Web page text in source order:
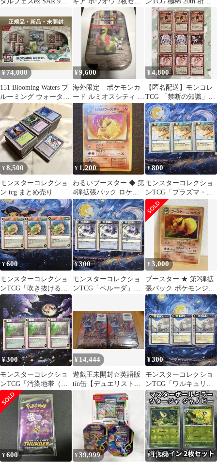
レーム付
ト pokemon
の夢魔メリディアーナ
¥74,000
151 Blooming Waters ブ
ルーミング ウォーター
英語 ポケモン
¥9,600
海外限定 ポケモンカ
ード ルミオスシティ ミ
ニ缶 新品未開封
Pokemon
¥4,800
【匿名配送】モンコレ
TCG 「禁断の知識」系
など 装備品 ２７枚
セット
¥8,500
モンスターコレクショ
ン tcg まとめ売り
¥ 1,200
わるいブースター ◆ 第
4弾拡張パック ロケッ
ト団
¥800
モンスターコレクショ
ンTCG「プラズマ・イ
ンパクト」頻繁（△）3
枚セット
¥600
モンスターコレクショ
ンTCG「吹き抜ける
風」頻繁（△）3枚セッ
ト
¥300
モンスターコレクショ
ンTCG「ペルーダ」並
¥3,000
ブースター ★ 第2弾拡
張パック ポケモンジャ
ングル
¥300
モンスターコレクショ
ンTCG「汚染地帯（初
版）」頻繁（△）3枚セ
ット
¥ 14,444
遊戯王未開封☆英語版
tin缶【デュエリストパ
ックコレクション】2缶
セット
¥300
モンスターコレクショ
ンTCG「ワルキュリア
騎兵隊（初版）」頻繁
（△）3枚セット
¥600 ¥39,999 ¥1,380